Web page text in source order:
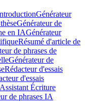
Générateur
Générateur de
en IAGénérateur
Résumé d'article de
de phrases de
Générateur de
Rédacteur d'essais
d'essais
Assistant Écriture
de phrases IA